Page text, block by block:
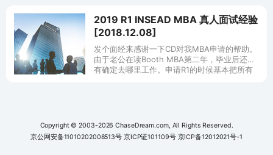
2019 R1 INSEAD MBA 真人面试经验
[2018.12.08]
发个面经来感谢一下CD对我MBA申请的帮助。
由于老公在读Booth MBA第二年，毕业后还没
有确定去哪里工作。申请R1的时候基本把所有
Copyright © 2003-2026 ChaseDream.com, All Rights Reserved.
京公网安备11010202008513号 京ICP证101109号 京ICP备12012021号-1